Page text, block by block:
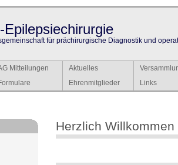
Epilepsiechirurgie
für prächirurgische Diagnostik und
Mitteilungen Aktuelles
Ehrenmitglieder Links
Herzlich Willkommen